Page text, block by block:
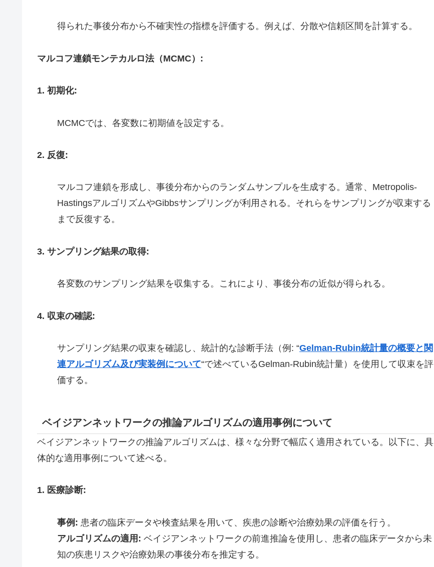
得られた事後分布から不確実性の指標を評価する。例えば、分散や信頼区間を計算する。
マルコフ連鎖モンテカルロ法（MCMC）:
1. 初期化:
MCMCでは、各変数に初期値を設定する。
2. 反復:
マルコフ連鎖を形成し、事後分布からのランダムサンプルを生成する。通常、Metropolis-
HastingsアルゴリズムやGibbsサンプリングが利用される。それらをサンプリングが収束する
まで反復する。
3. サンプリング結果の取得:
各変数のサンプリング結果を収集する。これにより、事後分布の近似が得られる。
4. 収束の確認:
サンプリング結果の収束を確認し、統計的な診断手法（例: “Gelman-Rubin統計量の概要と関
連アルゴリズム及び実装例について“で述べているGelman-Rubin統計量）を使用して収束を評
価する。
ベイジアンネットワークの推論アルゴリズムの適用事例について
ベイジアンネットワークの推論アルゴリズムは、様々な分野で幅広く適用されている。以下に、具
体的な適用事例について述べる。
1. 医療診断:
事例: 患者の臨床データや検査結果を用いて、疾患の診断や治療効果の評価を行う。
アルゴリズムの適用: ベイジアンネットワークの前進推論を使用し、患者の臨床データから未
知の疾患リスクや治療効果の事後分布を推定する。